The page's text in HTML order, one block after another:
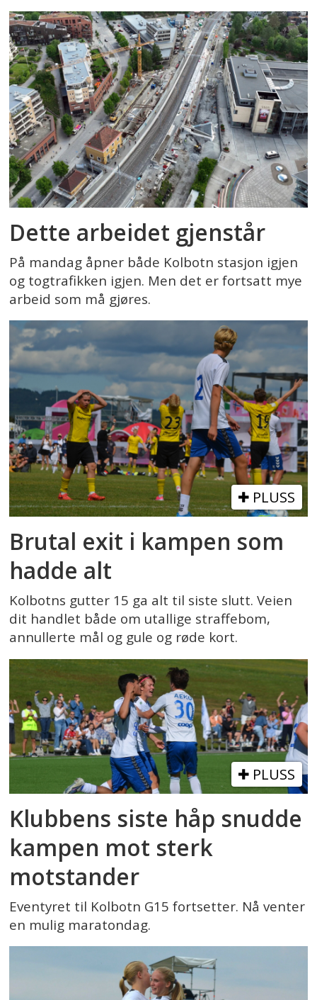
Dette arbeidet gjenstår
På mandag åpner både Kolbotn stasjon igjen
og togtrafikken igjen. Men det er fortsatt mye
arbeid som må gjøres.
PLUSS
Brutal exit i kampen som
hadde alt
Kolbotns gutter 15 ga alt til siste slutt. Veien
dit handlet både om utallige straffebom,
annullerte mål og gule og røde kort.
PLUSS
Klubbens siste håp snudde
kampen mot sterk
motstander
Eventyret til Kolbotn G15 fortsetter. Nå venter
en mulig maratondag.